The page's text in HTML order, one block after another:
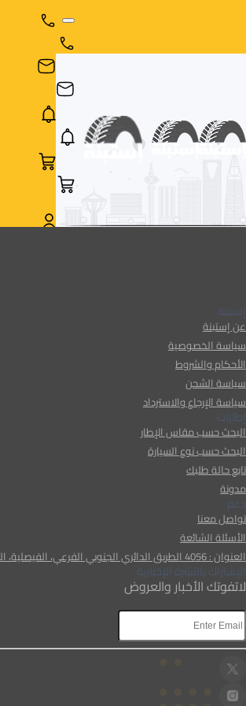
إستبنة
عن إستبنة
سياسة الخصوصية
الأحكام والشروط
سياسة الشحن
سياسة الإرجاع والاسترداد
إطارات
البحث حسب مقاس الإطار
البحث حسب نوع السيارة
تابع حالة طلبك
مدونة
دعم
تواصل معنا
الأسئلة الشائعة
العنوان : 4056 الطريق الدائري الجنوبي الفرعي، الفيصلية، الرياض 12896، المملكة العربية السعودية
الإشتراك بالنشرة الإخبارية
لاتفوتك الأخبار والعروض